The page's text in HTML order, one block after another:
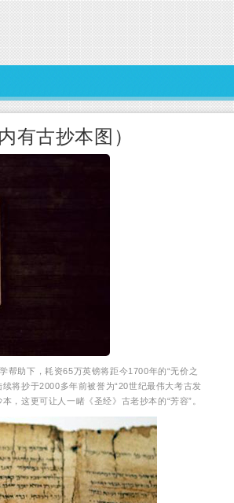
有古抄本图）
帮助下，耗资65万英镑将距今1700年的“无价之
将抄于2000多年前被誉为“20世纪最伟大考古发
，这更可让人一睹《圣经》古老抄本的“芳容”。